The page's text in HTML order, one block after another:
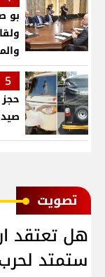
بو
5
ﺗﺼﻮﻳﺖ
هل تعتقد
ستمتد